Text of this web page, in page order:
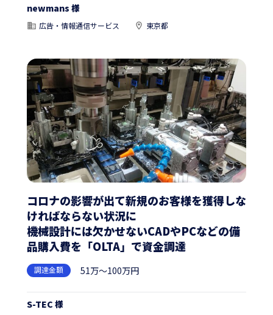
newmans 様
広告・情報通信サービス 東京都
コロナの影響が出て新規のお客様を獲得しな
ければならない状況に
機械設計には欠かせないCADやPCなどの備
品購入費を「OLTA」で資金調達
調達金額 51万～100万円
S-TEC 様